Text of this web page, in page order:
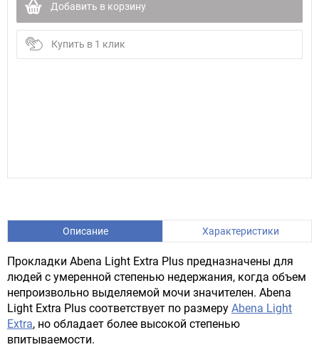
Добавить в корзину
Купить в 1 клик
Описание Характеристики
Прокладки Abena Light Extra Plus предназначены для
людей с умеренной степенью недержания, когда объем
непроизвольно выделяемой мочи значителен. Abena
Light Extra Plus соответствует по размеру Abena Light
Extra, но обладает более высокой степенью
впитываемости.